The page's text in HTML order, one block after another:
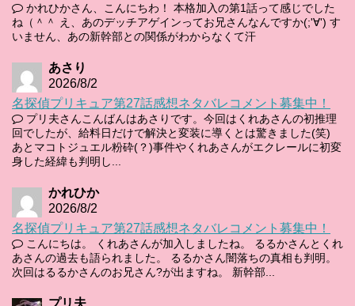
かれひかさん、こんにちわ！ 本格加入の第1話って感じでした
ね（＾＾ え、あのデッチアゲインってお兄さんなんですか(;'∀') す
いません、あの新幹部との関係がわからなくて汗
あさり
2026/8/2
名探偵プリキュア第27話感想ネタバレコメント募集中！
プリ夫さんこんばんはあさりです。今回はくれあさんの初推理
回でしたが、給料日だけで解決と変装に導くとは驚きました(笑)
あとマコトジュエル粉砕(？)事件やくれあさんがエクレールに初変
身した経緯も判明し...
かれひか
2026/8/2
名探偵プリキュア第27話感想ネタバレコメント募集中！
こんにちは。 くれあさんが加入しましたね。 るるかさんとくれ
あさんの過去も語られました。 るるかさん闇落ちの真相も判明。
次回はるるかさんのお兄さん?が出ますね。 新幹部...
プリ夫